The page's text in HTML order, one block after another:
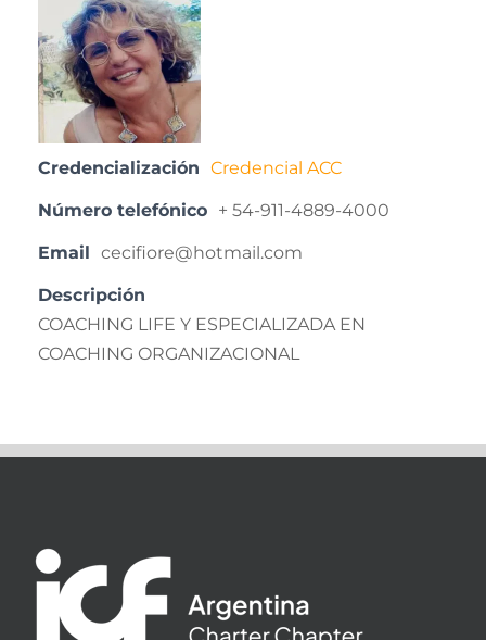
Credencialización Credencial ACC
Número telefónico + 54-911-4889-4000
Email cecifiore@hotmail.com
Descripción
COACHING LIFE Y ESPECIALIZADA EN
COACHING ORGANIZACIONAL